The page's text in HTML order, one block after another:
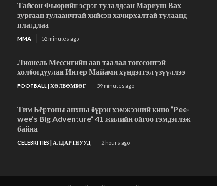
Тайсон Фьюрийн эсрэг тулалдсан Мариуш Вах
зургаан тулаанчтай хийсэн хачирхалтай тулаанд
ялагдлаа
MMA 52 minutes ago
Лионель Мессигийн аав таалал төгссөнтэй
холбогдуулан Интер Майами хүндэтгэл үзүүллээ
FOOTBALL | ХӨЛБӨМБӨГ 59 minutes ago
Тим Бёртоны анхны бүрэн хэмжээний кино “Pee-
wee’s Big Adventure” 41 жилийн ойгоо тэмдэглэж
байна
CELEBRITIES | АЛДАРТНУУД 2 hours ago